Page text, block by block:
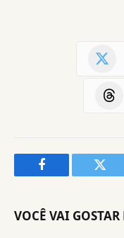
Facebook
VOCÊ VAI GOSTAR